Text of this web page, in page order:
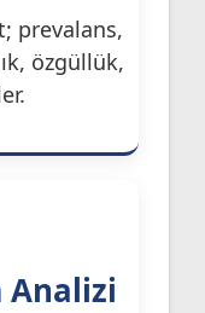
prevalans,
özgüllük,
Analizi